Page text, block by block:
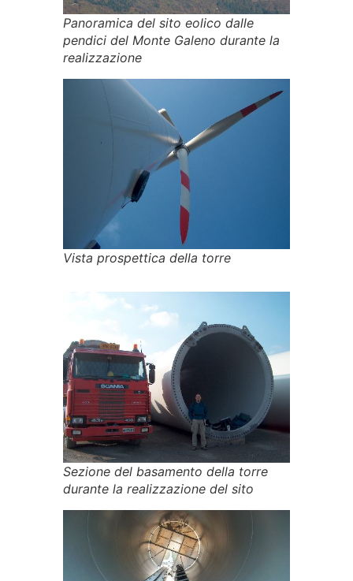
Panoramica del sito eolico dalle
pendici del Monte Galeno durante la
realizzazione
Vista prospettica della torre
Sezione del basamento della torre
durante la realizzazione del sito